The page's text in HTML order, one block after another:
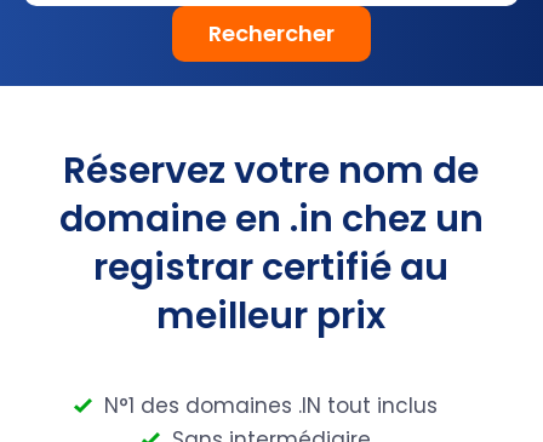
Rechercher
Réservez votre nom de
domaine en .in chez un
registrar certifié au
meilleur prix
N°1 des domaines .IN tout inclus